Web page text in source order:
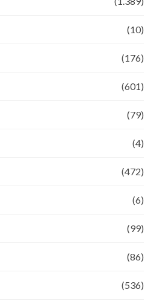
(10)
(176)
(601)
(79)
(4)
(472)
(6)
(99)
(86)
(536)